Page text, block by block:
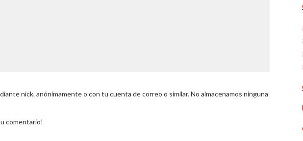
nick, anónimamente o con tu cuenta de correo o similar. No almacenamos ninguna
comentario!